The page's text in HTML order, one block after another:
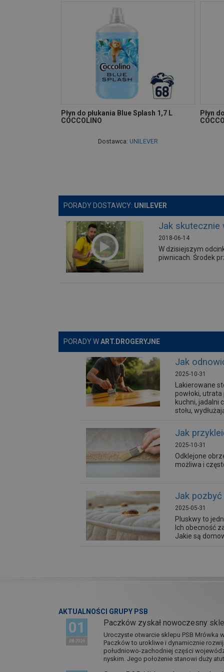
Płyn do płukania Blue Splash 1,7 L
COCCOLINO
Dostawca: UNILEVER
Płyn
PORADY DOSTAWCY: UNILEVER
Jak skutecznie
2018-06-14
W dzisiejszym
piwnicach. Środek
PORADY WART.DROGERYJNE
Jak
2025-10-31
Lakierowane
powłoki,
kuchni, jadalni
stołu,
Jak
2025-10-31
Odklejone
możliwa i
Jak
2025-05-31
Pluskwy to
Ich obecność
Jakie są
AKTUALNOŚCI GRUPY PSB
01
08 2026
Paczków zyskał nowoczesny
Uroczyste otwarcie sklepu PSB Mrówka
Paczków to urokliwe i dynamicznie
południowo-zachodniej części
nyskim. Jego położenie stanowi duży